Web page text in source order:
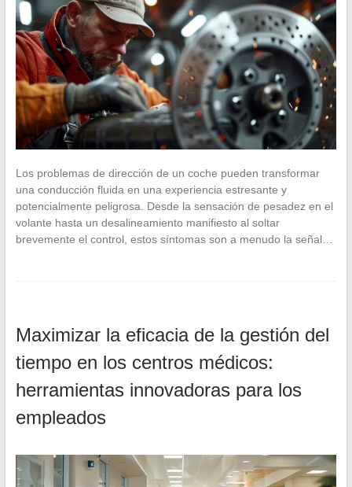
Los problemas de dirección de un coche pueden transformar
una conducción fluida en una experiencia estresante y
potencialmente peligrosa. Desde la sensación de pesadez en el
volante hasta un desalineamiento manifiesto al soltar
brevemente el control, estos síntomas son a menudo la señal…
Maximizar la eficacia de la gestión del
tiempo en los centros médicos:
herramientas innovadoras para los
empleados